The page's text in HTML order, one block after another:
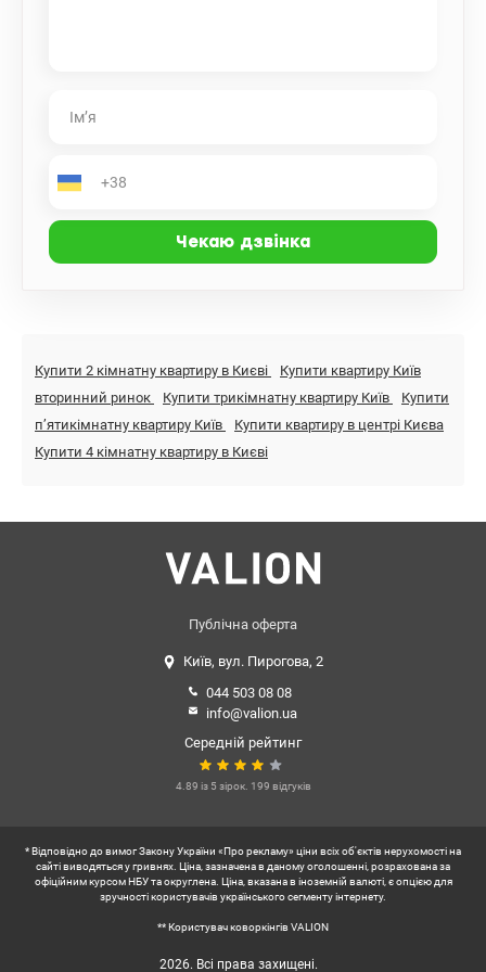
Купити 2 кімнатну квартиру в Києві
Купити квартиру Київ
вторинний ринок
Купити трикімнатну квартиру Київ
Купити
пʼятикімнатну квартиру Київ
Купити квартиру в центрі Києва
Купити 4 кімнатну квартиру в Києві
Публічна оферта
Київ, вул. Пирогова, 2
044 503 08 08
info@valion.ua
Середній рейтинг
4.89 із 5 зірок. 199 відгуків
2026. Всі права захищені.
* Відповідно до вимог Закону України «Про рекламу» ціни всіх об'єктів нерухомості на
сайті виводяться у гривнях. Ціна, зазначена в даному оголошенні, розрахована за
офіційним курсом НБУ та округлена. Ціна, вказана в іноземній валюті, є опцією для
зручності користувачів українського сегменту інтернету.
** Користувач коворкінгів VALION